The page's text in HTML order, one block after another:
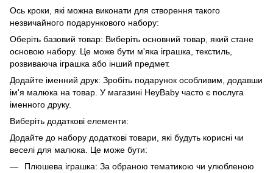
Ось кроки, які можна виконати для створення такого
незвичайного подарункового набору:
Оберіть базовий товар: Виберіть основний товар, який стане
основою набору. Це може бути м'яка іграшка, текстиль,
розвиваюча іграшка або інший предмет.
Додайте іменний друк: Зробіть подарунок особливим, додавши
ім'я малюка на товар. У магазині HeyBaby часто є послуга
іменного друку.
Виберіть додаткові елементи:
Додайте до набору додаткові товари, які будуть корисні чи
веселі для малюка. Це може бути:
Плюшева іграшка: За обраною тематикою чи улюбленою